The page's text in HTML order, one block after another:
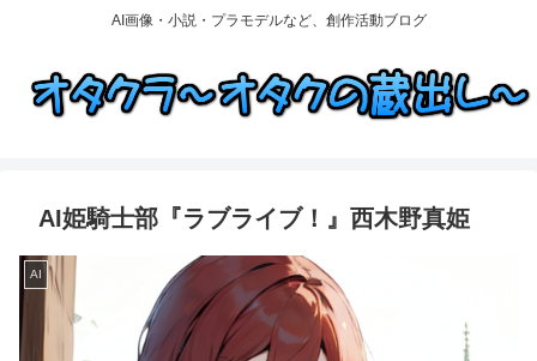
AI画像・小説・プラモデルなど、創作活動ブログ
AI姫騎士部『ラブライブ！』西木野真姫
AI